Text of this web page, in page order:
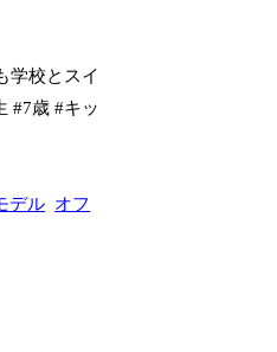
学校とスイ
#7歳 #キッ
デル オフ